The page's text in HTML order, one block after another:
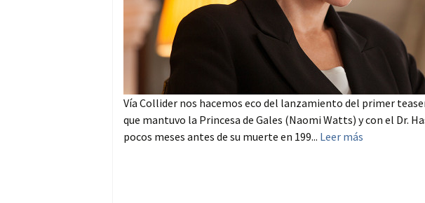
Vía Collider nos hacemos eco del lanzamiento del primer
que mantuvo la Princesa de Gales (Naomi Watts) y con el Dr.
pocos meses antes de su muerte en 199... Leer más